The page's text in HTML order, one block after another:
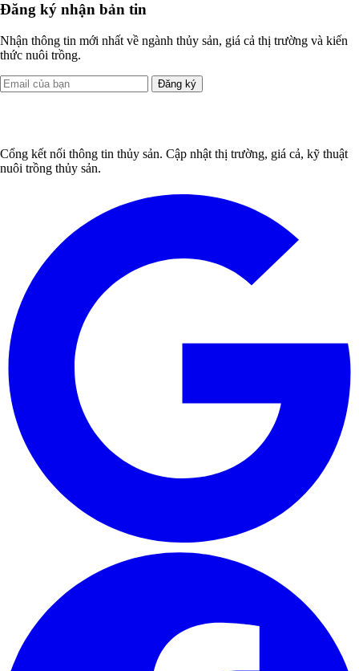
Đăng ký nhận bản tin
Nhận thông tin mới nhất về ngành thủy sản, giá cả thị trường và kiến
thức nuôi trồng.
Đăng ký
Cổng kết nối thông tin thủy sản. Cập nhật thị trường, giá cả, kỹ thuật
nuôi trồng thủy sản.